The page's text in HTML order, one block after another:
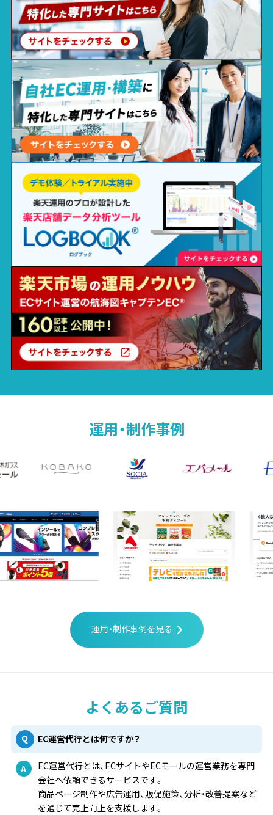
運用・制作事例
運用・制作事例を見る
よくあるご質問
EC運営代行とは何ですか？
EC運営代行とは、ECサイトやECモールの運営業務を専門
会社へ依頼できるサービスです。
商品ページ制作や広告運用、販促施策、分析・改善提案など
を通じて売上向上を支援します。